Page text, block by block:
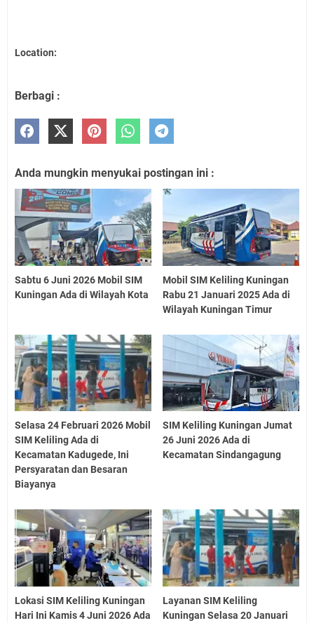
Location:
Berbagi :
Anda mungkin menyukai postingan ini :
Sabtu 6 Juni 2026 Mobil SIM
Kuningan Ada di Wilayah Kota
Mobil SIM Keliling Kuningan
Rabu 21 Januari 2025 Ada di
Wilayah Kuningan Timur
Selasa 24 Februari 2026 Mobil
SIM Keliling Ada di
Kecamatan Kadugede, Ini
Persyaratan dan Besaran
Biayanya
SIM Keliling Kuningan Jumat
26 Juni 2026 Ada di
Kecamatan Sindangagung
Lokasi SIM Keliling Kuningan
Hari Ini Kamis 4 Juni 2026 Ada
Layanan SIM Keliling
Kuningan Selasa 20 Januari